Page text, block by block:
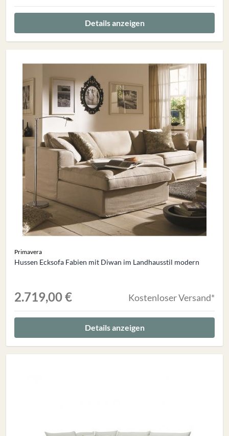
Details anzeigen
Primavera
Hussen Ecksofa Fabien mit Diwan im Landhausstil modern
2.719,00 € Kostenloser Versand*
Details anzeigen